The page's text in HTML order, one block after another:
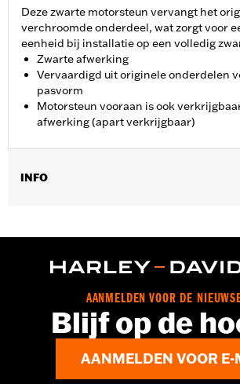
Deze zwarte motorsteun vervangt het
verchroomde onderdeel, wat zorgt voor
eenheid bij installatie op een volledig
Zwarte afwerking
Vervaardigd uit originele onderdelen
pasvorm
Motorsteun vooraan is ook
afwerking (apart verkrijgbaar)
INFO
In de doos: Alleen motorsteun voorste
AANMELDEN VOOR DE
Blijf op de
AANMELDEN VOOR